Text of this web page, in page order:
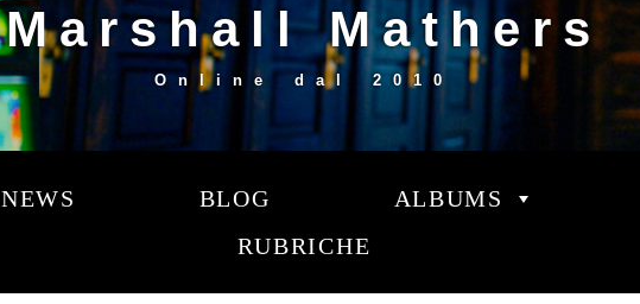
Marshall Mathers
Online dal2010
NEWS BLOG ALBUMS
RUBRICHE